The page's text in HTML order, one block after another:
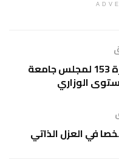
تونس تشارك في أعمال الدورة 153 لمجلس جامعة
الوزاري